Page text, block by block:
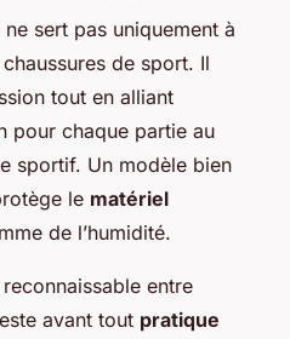
ne sert pas uniquement à
de sport. Il
tout en alliant
pour chaque partie au
sportif. Un modèle bien
le matériel
de l’humidité.
reconnaissable entre
avant tout pratique